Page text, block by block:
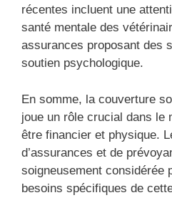
récentes incluent une
santé mentale des
assurances proposant des
soutien psychologique.
En somme, la couverture
joue un rôle crucial dans le
être financier et physique.
d’assurances et de
soigneusement considérée
besoins spécifiques de